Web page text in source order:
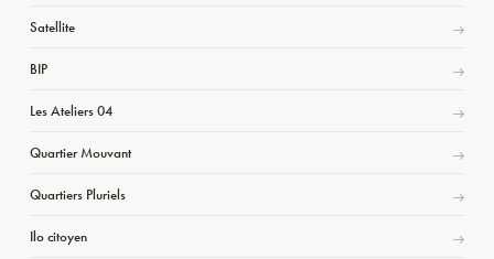
Satellite
BIP
Les Ateliers 04
Quartier Mouvant
Quartiers Pluriels
Ilo citoyen